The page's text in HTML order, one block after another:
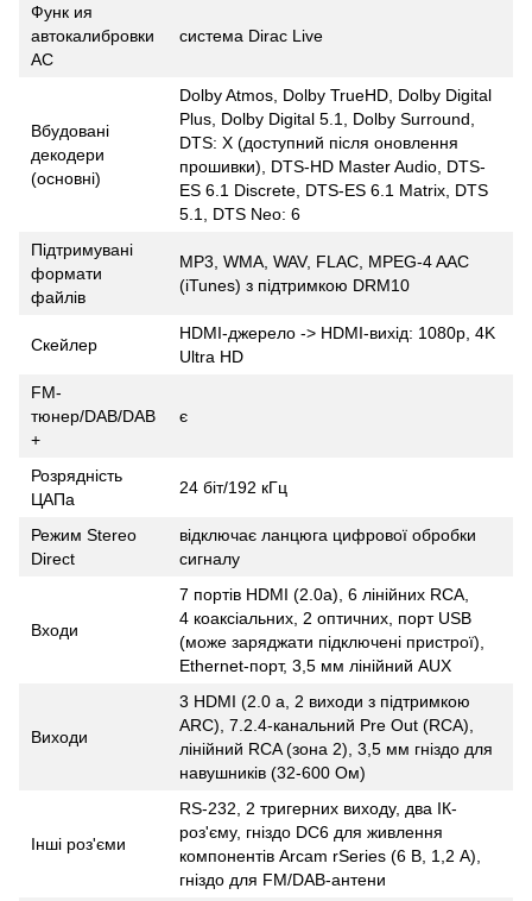
Функ ия
автокалибровки
АС
система Dirac Live
Вбудовані
декодери
(основні)
Dolby Atmos, Dolby TrueHD, Dolby Digital
Plus, Dolby Digital 5.1, Dolby Surround,
DTS: X (доступний після оновлення
прошивки), DTS-HD Master Audio, DTS-
ES 6.1 Discrete, DTS-ES 6.1 Matrix, DTS
5.1, DTS Neo: 6
Підтримувані
формати
файлів
MP3, WMA, WAV, FLAC, MPEG-4 AAC
(iTunes) з підтримкою DRM10
Скейлер
HDMI-джерело -> HDMI-вихід: 1080p, 4K
Ultra HD
FM-
тюнер/DAB/DAB
+
є
Розрядність
ЦАПа
24 біт/192 кГц
Режим Stereo
Direct
відключає ланцюга цифрової обробки
сигналу
Входи
7 портів HDMI (2.0a), 6 лінійних RCA,
4 коаксіальних, 2 оптичних, порт USB
(може заряджати підключені пристрої),
Ethernet-порт, 3,5 мм лінійний AUX
Виходи
3 HDMI (2.0 a, 2 виходи з підтримкою
ARC), 7.2.4-канальний Pre Out (RCA),
лінійний RCA (зона 2), 3,5 мм гніздо для
навушників (32-600 Ом)
Інші роз'єми
RS-232, 2 тригерних виходу, два ІК-
роз'єму, гніздо DC6 для живлення
компонентів Arcam rSeries (6 В, 1,2 А),
гніздо для FM/DAB-антени